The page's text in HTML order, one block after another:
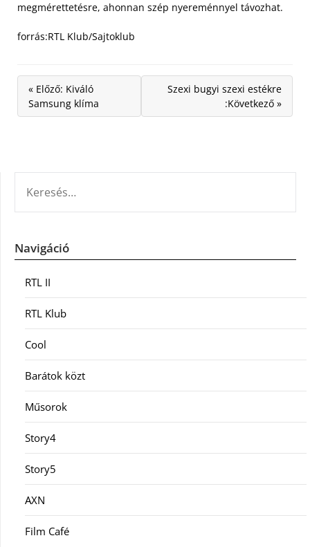
megmérettetésre, ahonnan szép nyereménnyel távozhat.
forrás:RTL Klub/Sajtoklub
« Előző: Kiváló
Samsung klíma
Szexi bugyi szexi estékre
:Következő »
Navigáció
RTL II
RTL Klub
Cool
Barátok közt
Műsorok
Story4
Story5
AXN
Film Café